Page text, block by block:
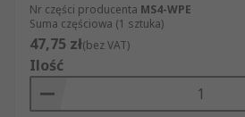
Nr części producenta MS4-WPE
Suma częściowa (1 sztuka)
47,75 zł(bez VAT)
Ilość